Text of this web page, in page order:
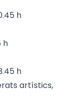
h
h
h
artístics,